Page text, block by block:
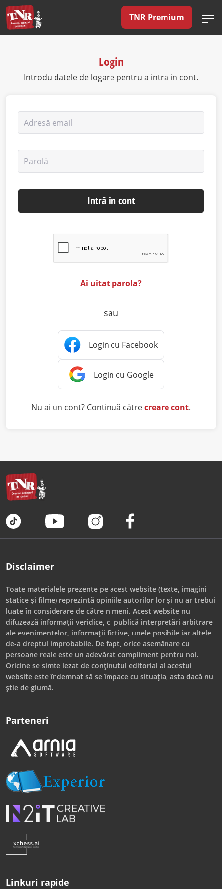
TNR Premium
Login
Introdu datele de logare pentru a intra in cont.
Adresă email
Parolă
Intră in cont
Ai uitat parola?
sau
Nu ai un cont? Continuă cătrecreare cont.
Disclaimer
Toate materialele prezente pe acest website (texte, imagini
statice și filme) reprezintă opiniile autorilor lor și nu ar trebui
luate în considerare de către nimeni. Acest website nu
difuzează informații veridice, ci publică interpretări arbitrare
ale evenimentelor, informații fictive, unele posibile iar altele
de-a dreptul improbabile. De fapt, orice asemănare cu
persoane reale este un adevărat compliment pentru noi.
Oricine se simte lezat de conținutul editorial al acestui
website este îndemnat să se împace cu situația, asta dacă nu
știe de glumă.
Parteneri
Linkuri rapide